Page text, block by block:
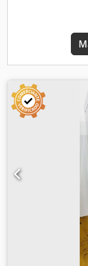
de entrega -
Instrucción y
¡Visite nuestra